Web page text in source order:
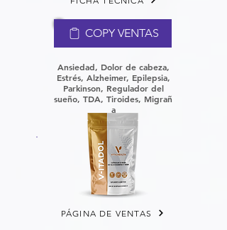
COPY VENTAS
Ansiedad, Dolor de cabeza,
Estrés, Alzheimer, Epilepsia,
Parkinson, Regulador del
sueño, TDA, Tiroides, Migrañ
a
PÁGINA DE VENTAS